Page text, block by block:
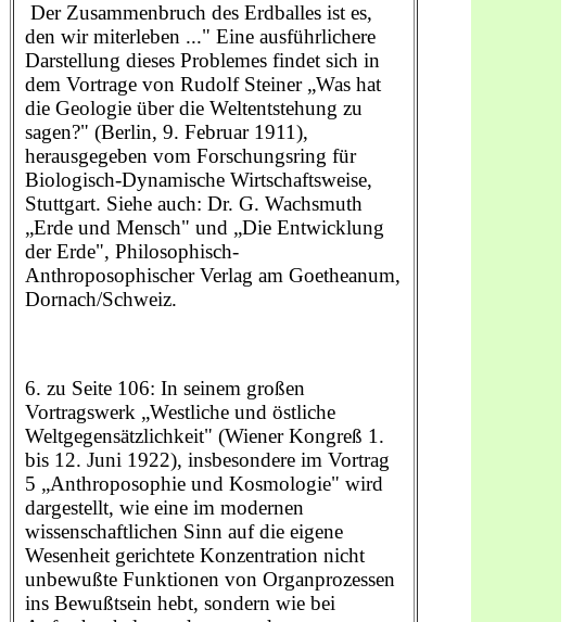
Der Zusammenbruch des Erdballes ist es,
den wir miterleben ..." Eine ausführlichere
Darstellung dieses Problemes findet sich in
dem Vortrage von Rudolf Steiner „Was hat
die Geologie über die Weltentstehung zu
sagen?" (Berlin, 9. Februar 1911),
herausgegeben vom Forschungsring für
Biologisch-Dynamische Wirtschaftsweise,
Stuttgart. Siehe auch: Dr. G. Wachsmuth
„Erde und Mensch" und „Die Entwicklung
der Erde", Philosophisch-
Anthroposophischer Verlag am Goetheanum,
Dornach/Schweiz.
6. zu Seite 106: In seinem großen
Vortragswerk „Westliche und östliche
Weltgegensätzlichkeit" (Wiener Kongreß 1.
bis 12. Juni 1922), insbesondere im Vortrag
5 „Anthroposophie und Kosmologie" wird
dargestellt, wie eine im modernen
wissenschaftlichen Sinn auf die eigene
Wesenheit gerichtete Konzentration nicht
unbewußte Funktionen von Organprozessen
ins Bewußtsein hebt, sondern wie bei